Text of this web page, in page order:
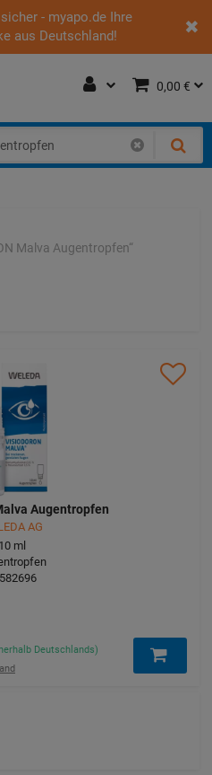
- myapo.de Ihre
aus Deutschland!
0,00 €
Malva Augentropfen“
Augentropfen
AG
10ml
Deutschlands)